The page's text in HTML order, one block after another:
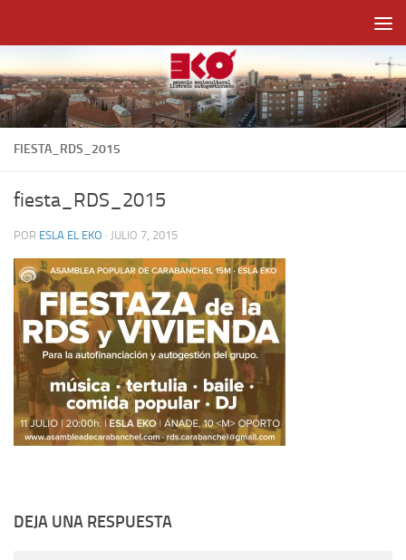
FIESTA_RDS_2015
fiesta_RDS_2015
POR ESLA EL EKO · JULIO 7, 2015
DEJA UNA RESPUESTA